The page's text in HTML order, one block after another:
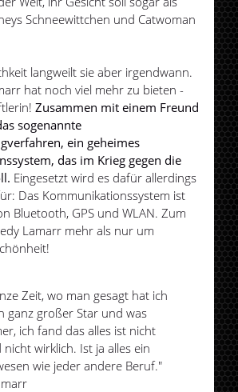
Schneewittchen und Catwoman
langweilt sie aber irgendwann.
hat noch viel mehr zu bieten -
Zusammen mit einem Freund
sogenannte
ein geheimes
das im Krieg gegen die
Eingesetzt wird es dafür allerdings
Das Kommunikationssystem ist
Bluetooth, GPS und WLAN. Zum
Lamarr mehr als nur um
Zeit, wo man gesagt hat ich
ganz großer Star und was
ich fand das alles ist nicht
wirklich. Ist ja alles ein
wie jeder andere Beruf."